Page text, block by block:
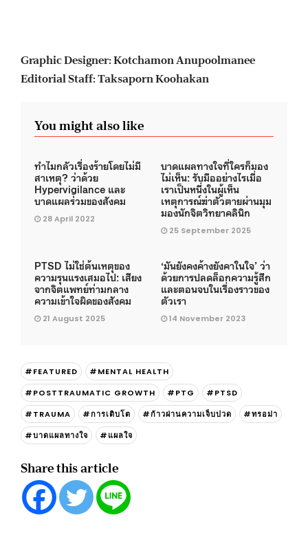
Graphic Designer: Kotchamon Anupoolmanee
Editorial Staff: Taksaporn Koohakan
You might also like
ทำไมกลัวเรื่องร้ายโดยไม่มี
สาเหตุ? ว่าด้วย
Hypervigilance และ
บาดแผลร่วมของสังคม
28 April 2022
บาดแผลทางใจที่ใครก็มอง
ไม่เห็น: รับมืออย่างไรเมื่อ
เราเป็นหนึ่งในผู้เห็น
เหตุการณ์ฆ่าตัวตายผ่านมุม
มองนักจิตวิทยาคลินิก
25 September 2025
PTSD ไม่ใช่ต้นเหตุของ
ความรุนแรงเสมอไป: เสียง
จากจิตแพทย์ท่ามกลาง
ความเข้าใจผิดของสังคม
21 August 2025
‘มันยังคงค้างยังคาในใจ’ ว่า
ด้วยการปลดล็อกความรู้สึก
และตอนจบในเรื่องราวของ
ตัวเรา
14 November 2023
#FEATURED
#MENTAL HEALTH
#POSTTRAUMATIC GROWTH
#PTG
#PTSD
#TRAUMA
#การเติบโต #ก้าวผ่านความเจ็บปวด
#ทรอม่า
#บาดแผลทางใจ
#แผลใจ
Share this article